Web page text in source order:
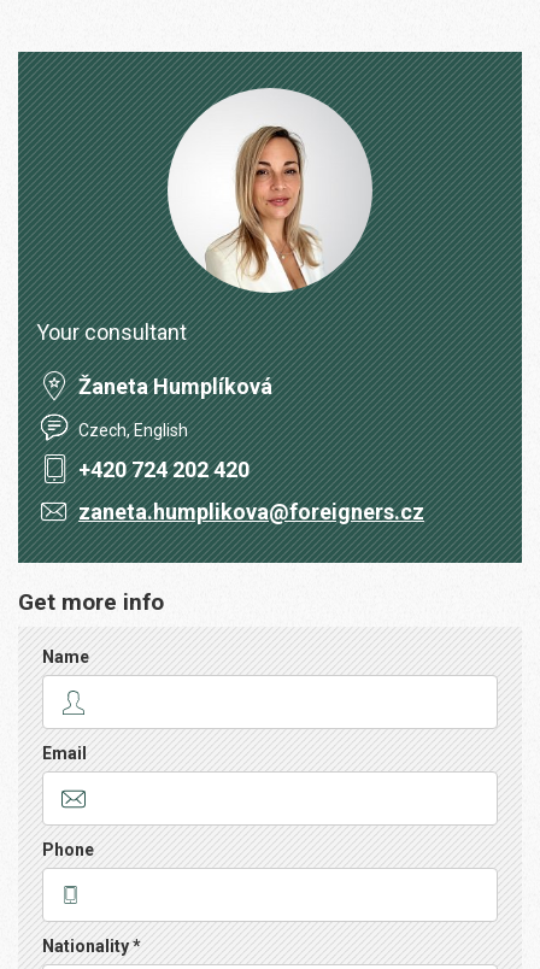
Your consultant
Žaneta Humplíková
Czech, English
+420 724 202 420
zaneta.humplikova@foreigners.cz
Get more info
Name
Email
Phone
Nationality *